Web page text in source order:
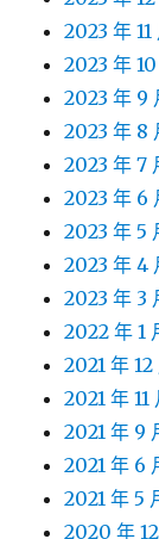
2023 年 11
2023 年 10
2023 年 9
2023 年 8
2023 年 7
2023 年 6
2023 年 5
2023 年 4
2023 年 3
2022 年 1
2021 年 12
2021 年 11
2021 年 9
2021 年 6
2021 年 5
2020 年 12